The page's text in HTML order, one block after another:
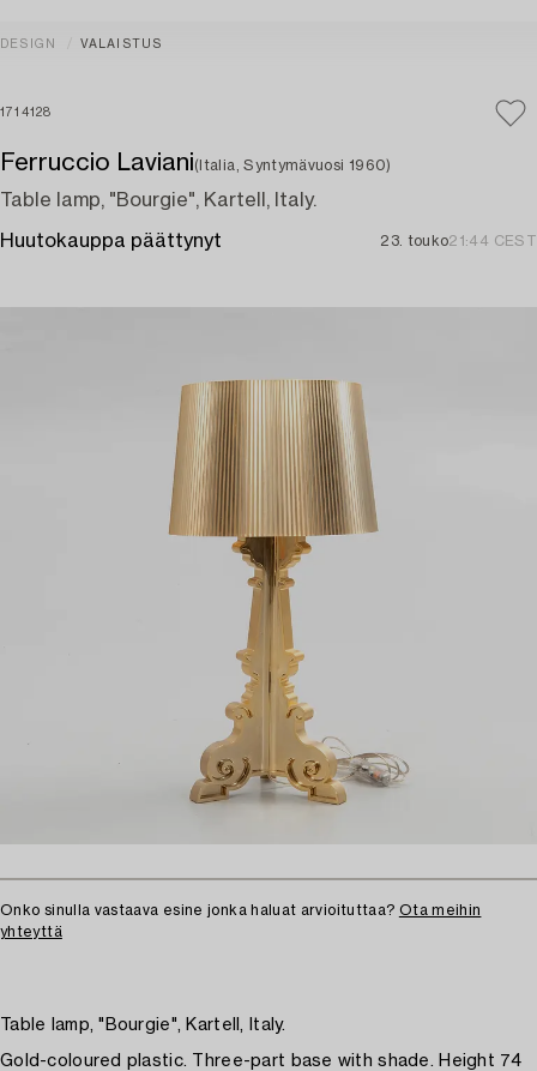
DESIGN VALAISTUS
1714128
Ferruccio Laviani(Italia, Syntymävuosi 1960)
Table lamp, "Bourgie", Kartell, Italy.
Huutokauppa päättynyt 23. touko21:44 CEST
Onko sinulla vastaava esine jonka haluat arvioituttaa? Ota meihin
yhteyttä
Table lamp, "Bourgie", Kartell, Italy.
Gold-coloured plastic. Three-part base with shade. Height 74